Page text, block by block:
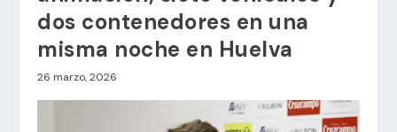
dos contenedores en una
misma noche en Huelva
26 marzo, 2026